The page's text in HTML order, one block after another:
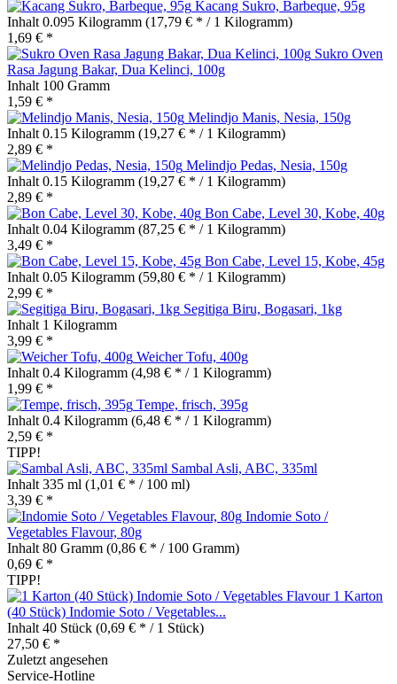
Kacang Sukro, Barbeque, 95g
Inhalt 0.095 Kilogramm (17,79 € * / 1 Kilogramm)
1,69 € *
Sukro Oven
Rasa Jagung Bakar, Dua Kelinci, 100g
Inhalt 100 Gramm
1,59 € *
Melindjo Manis, Nesia, 150g
Inhalt 0.15 Kilogramm (19,27 € * / 1 Kilogramm)
2,89 € *
Melindjo Pedas, Nesia, 150g
Inhalt 0.15 Kilogramm (19,27 € * / 1 Kilogramm)
2,89 € *
Bon Cabe, Level 30, Kobe, 40g
Inhalt 0.04 Kilogramm (87,25 € * / 1 Kilogramm)
3,49 € *
Bon Cabe, Level 15, Kobe, 45g
Inhalt 0.05 Kilogramm (59,80 € * / 1 Kilogramm)
2,99 € *
Segitiga Biru, Bogasari, 1kg
Inhalt 1 Kilogramm
3,99 € *
Weicher Tofu, 400g
Inhalt 0.4 Kilogramm (4,98 € * / 1 Kilogramm)
1,99 € *
Tempe, frisch, 395g
Inhalt 0.4 Kilogramm (6,48 € * / 1 Kilogramm)
2,59 € *
TIPP!
Sambal Asli, ABC, 335ml
Inhalt 335 ml (1,01 € * / 100 ml)
3,39 € *
Indomie Soto /
Vegetables Flavour, 80g
Inhalt 80 Gramm (0,86 € * / 100 Gramm)
0,69 € *
TIPP!
1 Karton
(40 Stück) Indomie Soto / Vegetables...
Inhalt 40 Stück (0,69 € * / 1 Stück)
27,50 € *
Zuletzt angesehen
Service-Hotline